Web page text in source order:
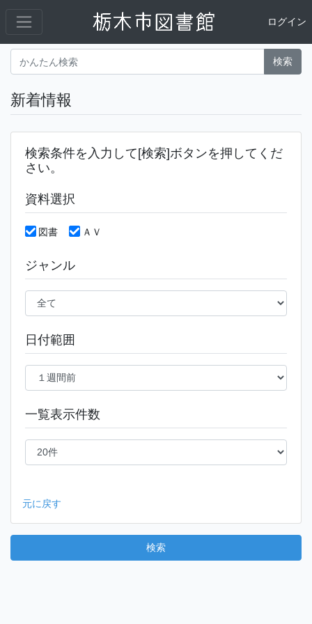
ログイン
検索
新着情報
検索条件を入力して[検索]ボタンを押してくだ
さい。
資料選択
図書 ＡＶ
ジャンル
日付範囲
一覧表示件数
元に戻す
検索